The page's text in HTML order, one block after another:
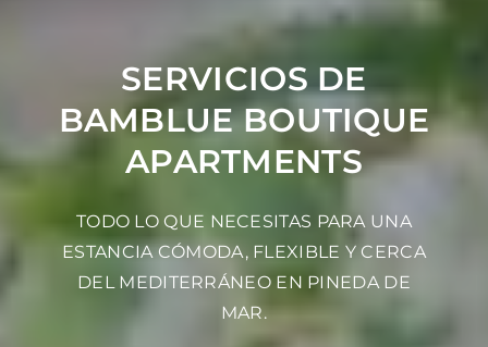
SERVICIOS DE
BAMBLUE BOUTIQUE
APARTMENTS
TODO LO QUE NECESITAS PARA UNA
ESTANCIA CÓMODA, FLEXIBLE Y CERCA
DEL MEDITERRÁNEO EN PINEDA DE
MAR.